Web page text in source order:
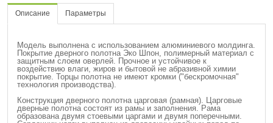
Описание Параметры
Модель выполнена с использованием алюминиевого молдинга.
Покрытие дверного полотна Эко Шпон, полимерный материал с
защитным слоем оверлей. Прочное и устойчивое к
воздействию влаги, жиров и бытовой не абразивной химии
покрытие. Торцы полотна не имеют кромки ("бескромочная"
технология производства).
Конструкция дверного полотна царговая (рамная). Царговые
дверные полотна состоят из рамы и заполнения. Рама
образована двумя стоевыми царгами и двумя поперечными.